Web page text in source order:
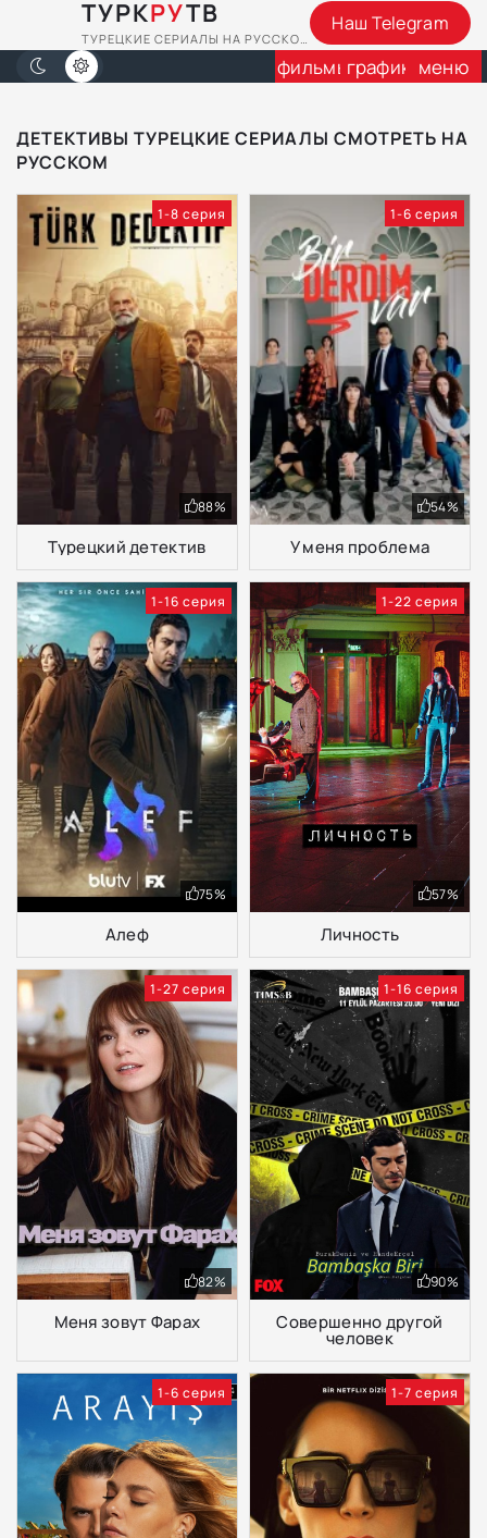
ТУРКРУТВ
ТУРЕЦКИЕ СЕРИАЛЫ НА РУССКОМ
Наш Telegram
фильмыграфик меню
ДЕТЕКТИВЫ ТУРЕЦКИЕ СЕРИАЛЫ СМОТРЕТЬ НА
РУССКОМ
Турецкий детектив
88%
1-8 серия
У меня проблема
54%
1-6 серия
Алеф
75%
1-16 серия
Личность
57%
1-22 серия
Меня зовут Фарах
82%
1-27 серия
Совершенно другой
человек
90%
1-16 серия
1-6 серия 1-7 серия